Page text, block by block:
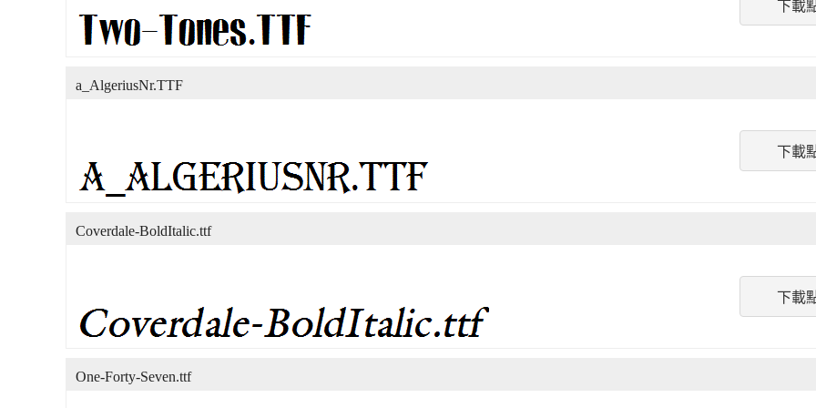
下載
下載
a_AlgeriusNr.TTF
下載
Coverdale-BoldItalic.ttf
One-Forty-Seven.ttf